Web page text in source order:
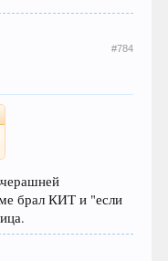
#784
брал КИТ и "если